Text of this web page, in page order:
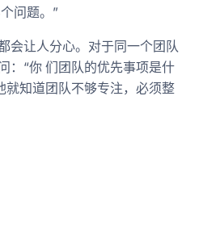
问题。”
会让人分心。对于同一个团队
：“你 们团队的优先事项是什
就知道团队不够专注，必须整